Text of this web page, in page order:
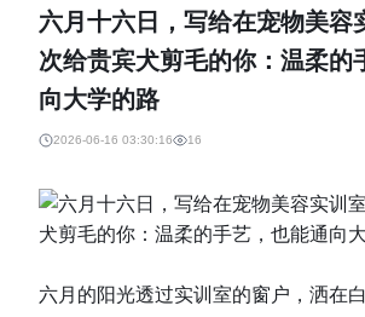
六月十六日，写给在宠物美容
次给贵宾犬剪毛的你：温柔的
向大学的路
2026-06-16 03:30:16 16
六月的阳光透过实训室的窗户，洒在